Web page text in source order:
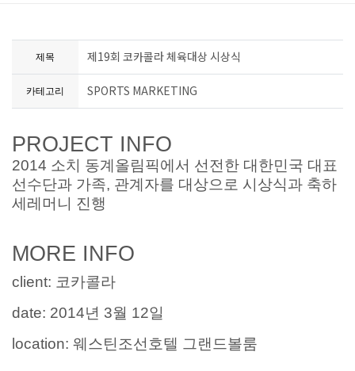
제목 제19회 코카콜라 체육대상 시상식
카테고리 SPORTS MARKETING
PROJECT INFO
2014 소치 동계올림픽에서 선전한 대한민국 대표
선수단과 가족, 관계자를 대상으로 시상식과 축하
세레머니 진행
MORE INFO
client: 코카콜라
date: 2014년 3월 12일
location: 웨스틴조선호텔 그랜드볼룸